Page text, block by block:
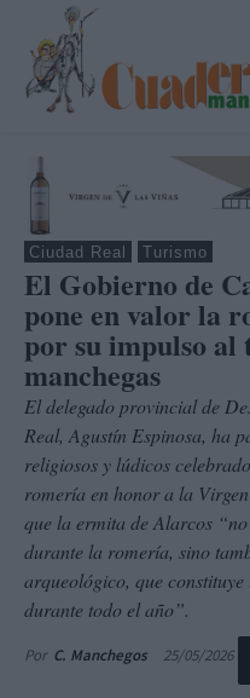
Ciudad Real Turismo
El Gobierno de
pone en valor la
por su impulso al
manchegas
El delegado provincial de
Real, Agustín Espinosa, ha
religiosos y lúdicos
romería en honor a la
que la ermita de Alarcos
durante la romería, sino
arqueológico, que
durante todo el año”.
Por C. Manchegos 25/05/2026